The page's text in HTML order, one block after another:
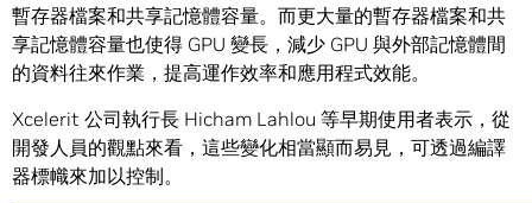
暫存器檔案和共享記憶體容量。而更大量的暫存器檔案和共
享記憶體容量也使得 GPU 變長，減少 GPU 與外部記憶體間
的資料往來作業，提高運作效率和應用程式效能。
Xcelerit 公司執行長 Hicham Lahlou 等早期使用者表示，從
開發人員的觀點來看，這些變化相當顯而易見，可透過編譯
器標幟來加以控制。